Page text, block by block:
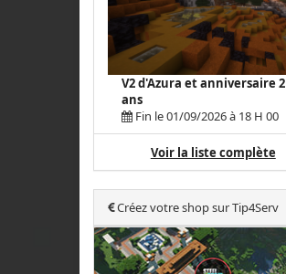
V2 d'Azura et anniversaire 2
ans
Fin le 01/09/2026 à 18 H 00
Voir la liste complète
Créez votre shop sur Tip4Serv